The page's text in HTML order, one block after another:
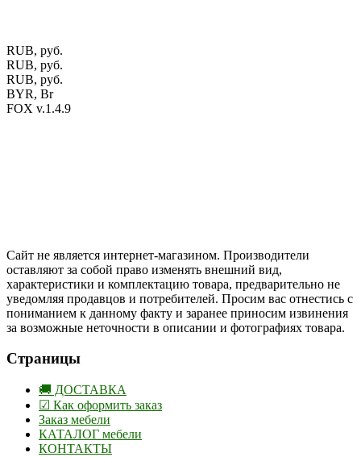
RUB, руб.
RUB, руб.
RUB, руб.
BYR, Br
FOX v.1.4.9
Сайт не является интернет-магазином. Производители
оставляют за собой право изменять внешний вид,
характеристики и комплектацию товара, предварительно не
уведомляя продавцов и потребителей. Просим вас отнестись с
пониманием к данному факту и заранее приносим извинения
за возможные неточности в описании и фотографиях товара.
Страницы
🚚 ДОСТАВКА
☑ Как оформить заказ
Заказ мебели
КАТАЛОГ мебели
КОНТАКТЫ